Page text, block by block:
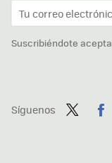
Suscribiéndote
Síguenos